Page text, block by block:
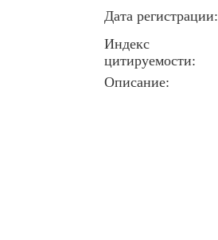
Дата регистрации:
Индекс
цитируемости:
Описание: